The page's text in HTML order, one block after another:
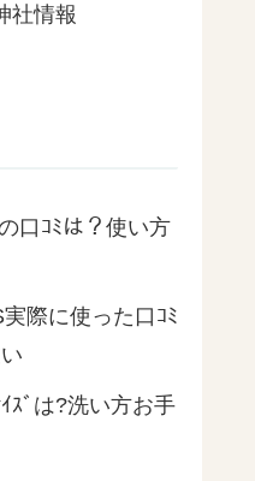
社情報
口ｺﾐは？使い方
実際に使った口ｺﾐ
ｽﾞは?洗い方お手